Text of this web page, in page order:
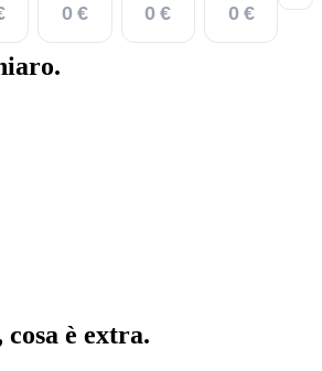
0 €
0 €
0 €
cosa è extra.